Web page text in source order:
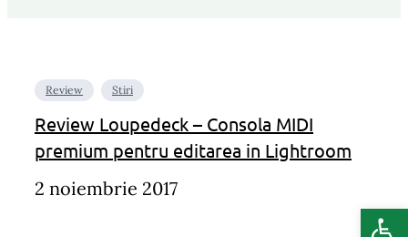
Review Stiri
Review Loupedeck – Consola MIDI
premium pentru editarea in Lightroom
2 noiembrie 2017